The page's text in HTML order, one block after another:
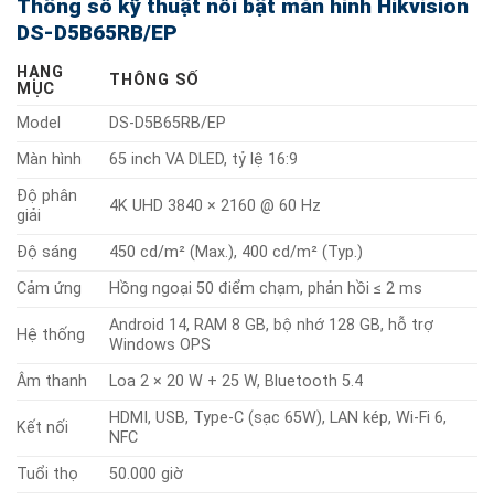
Thông số kỹ thuật nổi bật màn hình Hikvision
DS-D5B65RB/EP
HẠNG
MỤC
THÔNG SỐ
Model
DS-D5B65RB/EP
Màn hình
65 inch VA DLED, tỷ lệ 16:9
Độ phân
giải
4K UHD 3840 × 2160 @ 60 Hz
Độ sáng
450 cd/m² (Max.), 400 cd/m² (Typ.)
Cảm ứng
Hồng ngoại 50 điểm chạm, phản hồi ≤ 2 ms
Hệ thống
Android 14, RAM 8 GB, bộ nhớ 128 GB, hỗ trợ
Windows OPS
Âm thanh
Loa 2 × 20 W + 25 W, Bluetooth 5.4
Kết nối
HDMI, USB, Type-C (sạc 65W), LAN kép, Wi-Fi 6,
NFC
Tuổi thọ
50.000 giờ